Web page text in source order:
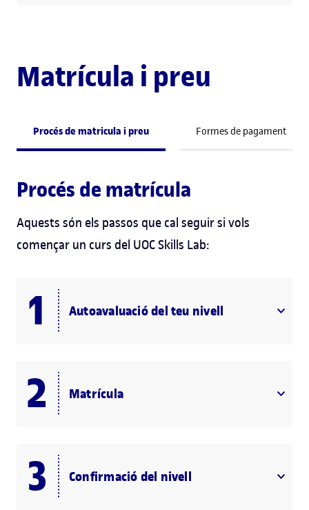
Matrícula i preu
Procés de matricula i preu Formes de pagament
Procés de matrícula
Aquests són els passos que cal seguir si vols
començar un curs del UOC Skills Lab:
Autoavaluació del teu nivell
Matrícula
Confirmació del nivell